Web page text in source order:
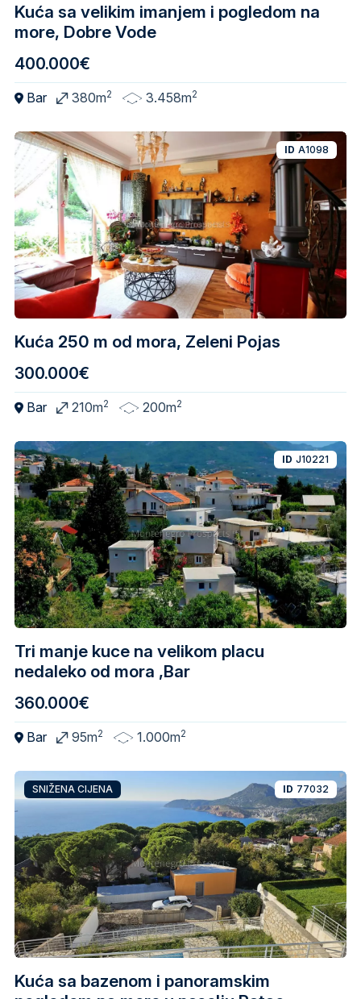
Kuća sa velikim imanjem i pogledom na
more, Dobre Vode
400.000€
Bar 380m2 3.458m2
Kuća 250 m od mora, Zeleni Pojas
ID A1098
300.000€
Bar 210m2 200m2
Tri manje kuce na velikom placu
nedaleko od mora ,Bar
ID J10221
360.000€
Bar 95m2 1.000m2
Kuća sa bazenom i panoramskim
SNIŽENA CIJENA ID 77032